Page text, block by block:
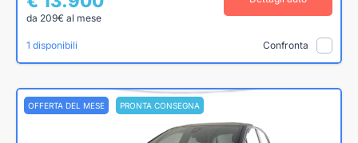
da 209€ al mese
1 disponibili Confronta
OFFERTA DEL MESE PRONTA CONSEGNA